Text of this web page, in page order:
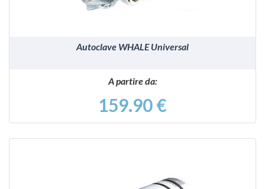
Autoclave WHALE Universal
A partire da:
159.90 €